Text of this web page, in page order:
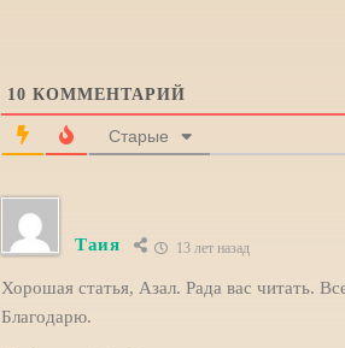
10 КОММЕНТАРИЙ
Старые
Таия 13 лет назад
Хорошая статья, Азал. Рада вас читать.
Благодарю.